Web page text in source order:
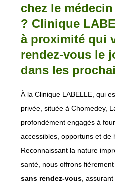
chez le
? Clinique
à proximité qui
rendez-vous le
dans les
À la Clinique LABELLE, qui
privée, située à Chomedey,
profondément engagés à
accessibles, opportuns et de
Reconnaissant la nature
santé, nous offrons
sans rendez-vous,